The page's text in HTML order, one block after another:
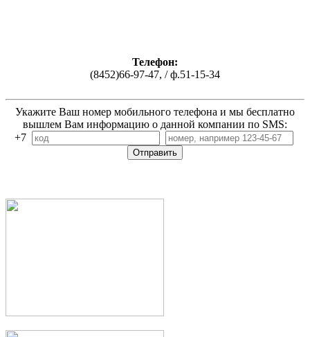
Телефон:
(8452)66-97-47, / ф.51-15-34
Укажите Ваш номер мобильного телефона и мы бесплатно
вышлем Вам информацию о данной компании по SMS:
+7